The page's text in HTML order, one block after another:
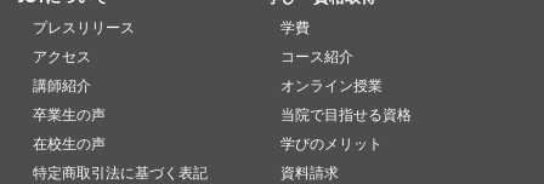
プレスリリース
アクセス
講師紹介
卒業生の声
在校生の声
特定商取引法に基づく表記
学費
コース紹介
オンライン授業
当院で目指せる資格
学びのメリット
資料請求